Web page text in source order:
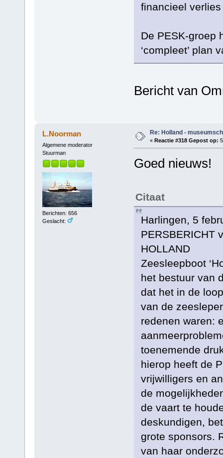
financieel
De PESK-groep
‘compleet’ plan
Bericht van
L.Noorman
Algemene moderator
Stuurman
Berichten: 656
Geslacht:
Re: Holland -
« Reactie #318 Gepost op:
Goed nieuws!
Citaat
Harlingen, 5
PERSBERICHT
HOLLAND
Zeesleepboot
het bestuur van
dat het in de
van de
redenen waren:
toenemende
hierop heeft de
vrijwilligers en
de
de vaart te
deskundigen,
grote sponsors.
van haar